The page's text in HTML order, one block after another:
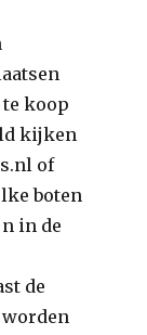
koop
kijken
of
boten
in de
de
worden